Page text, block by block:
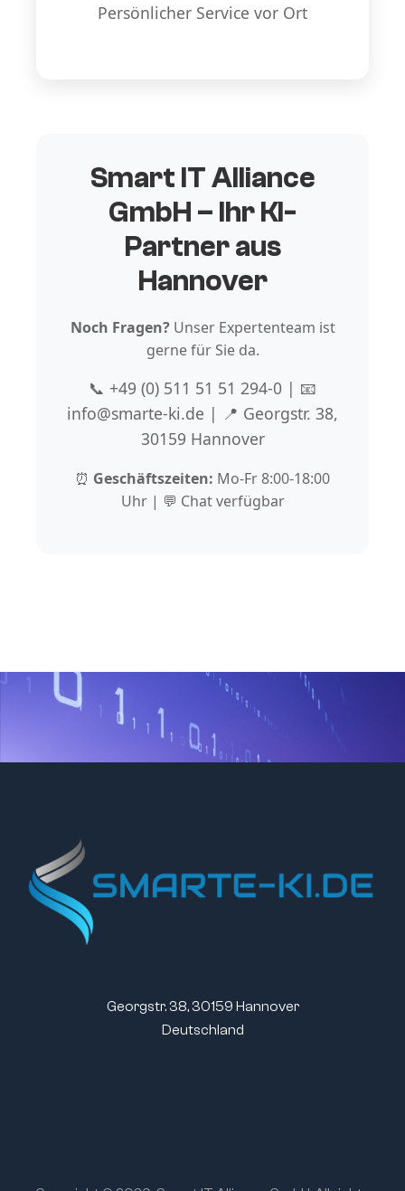
Persönlicher Service vor Ort
Smart IT Alliance
GmbH – Ihr KI-
Partner aus
Hannover
Noch Fragen?Unser Expertenteam ist
gerne für Sie da.
📞 +49 (0) 511 51 51 294-0 | 📧
info@smarte-ki.de | 📍 Georgstr. 38,
30159 Hannover
⏰ Geschäftszeiten: Mo-Fr 8:00-18:00
Uhr | 💬 Chat verfügbar
Georgstr. 38, 30159 Hannover
Deutschland